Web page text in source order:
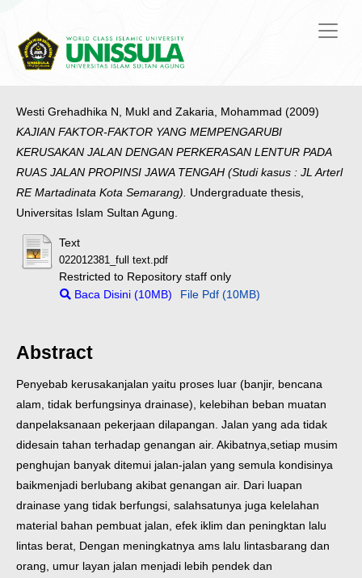
Westi Grehadhika N, Mukl and Zakaria, Mohammad (2009)
KAJIAN FAKTOR-FAKTOR YANG MEMPENGARUBI
KERUSAKAN JALAN DENGAN PERKERASAN LENTUR PADA
RUAS JALAN PROPINSI JAWA TENGAH (Studi kasus : JL Arterl
RE Martadinata Kota Semarang). Undergraduate thesis,
Universitas Islam Sultan Agung.
Text
022012381_full text.pdf
Restricted to Repository staff only
Baca Disini (10MB)
File Pdf (10MB)
Abstract
Penyebab kerusakanjalan yaitu proses luar (banjir, bencana
alam, tidak berfungsinya drainase), kelebihan beban muatan
danpelaksanaan pekerjaan dilapangan. Jalan yang ada tidak
didesain tahan terhadap genangan air. Akibatnya, setiap musim
penghujan banyak ditemui jalan-jalan yang semula kondisinya
baikmenjadi berlubang akibat genangan air. Dari luapan
drainase yang tidak berfungsi, salahsatunya juga kelelahan
material bahan pembuat jalan, efek iklim dan peningktan lalu
lintas berat, Dengan meningkatnya ams lalu lintasbarang dan
orang, umur layan jalan menjadi lebih pendek dan